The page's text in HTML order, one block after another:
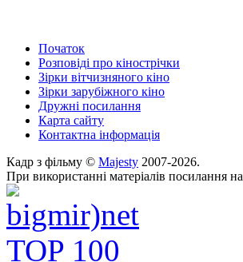
Початок
Розповіді про кінострічки
Зірки вітчизняного кіно
Зірки зарубіжного кіно
Дружні посилання
Карта сайту
Контактна інформація
Кадр з фільму © Majesty 2007-2026.
При використанні матеріалів посилання на